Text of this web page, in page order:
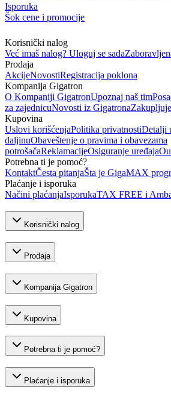
Isporuka
Šok cene i promocije
Korisnički nalog
Već imaš nalog? Uloguj se sada
Prodaja
AkcijeNovostiRegistracija poklona
Kompanija Gigatron
O Kompaniji GigatronUpoznaj naš tim
za zajednicuNovosti iz Gigatrona
Kupovina
Uslovi korišćenjaPolitika privatnostiDetalji
daljinuObaveštenje o pravima i obavezama
potrošačaReklamacijeOsiguranje uređaja
Potrebna ti je pomoć?
KontaktČesta pitanjaŠta je GigaMAX
Plaćanje i isporuka
Načini plaćanjaIsporukaTAX FREE i
Korisnički nalog
Prodaja
Kompanija Gigatron
Kupovina
Potrebna ti je pomoć?
Plaćanje i isporuka